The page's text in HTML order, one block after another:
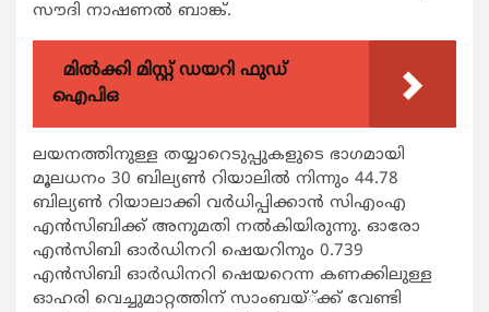
സൗദി നാഷണല്‍ ബാങ്ക്.
മിൽക്കി മിസ്റ്റ് ഡയറി ഫുഡ്
ഐപിഒ
ലയനത്തിനുള്ള തയ്യാറെടുപ്പുകളുടെ ഭാഗമായി
മൂലധനം 30 ബില്യണ്‍ റിയാലില്‍ നിന്നും 44.78
ബില്യണ്‍ റിയാലാക്കി വര്‍ധിപ്പിക്കാന്‍ സിഎംഎ
എന്‍സിബിക്ക് അനുമതി നല്‍കിയിരുന്നു. ഓരോ
എന്‍സിബി ഓര്‍ഡിനറി ഷെയറിനും 0.739
എന്‍സിബി ഓര്‍ഡിനറി ഷെയറെന്ന കണക്കിലുള്ള
ഓഹരി വെച്ചുമാറ്റത്തിന് സാംബയ്്ക്ക് വേണ്ടി